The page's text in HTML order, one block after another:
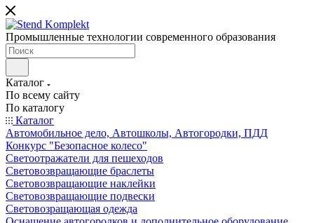
Промышленные технологии современного образования
Каталог
По всему сайту
По каталогу
Каталог
Автомобильное дело, Автошколы, Автогородки, ПДД
Конкурс "Безопасное колесо"
Светоотражатели для пешеходов
Световозвращающие браслеты
Световозвращающие наклейки
Световозвращающие подвески
Световозращающая одежда